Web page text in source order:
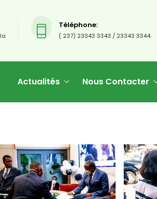
Téléphone:
( 237) 23343 3343 / 23343 3344
Actualités Nous Contacter